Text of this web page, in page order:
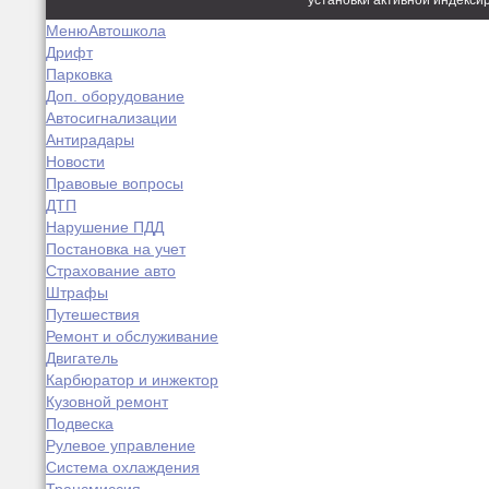
МенюАвтошкола
Дрифт
Парковка
Доп. оборудование
Автосигнализации
Антирадары
Новости
Правовые вопросы
ДТП
Нарушение ПДД
Постановка на учет
Страхование авто
Штрафы
Путешествия
Ремонт и обслуживание
Двигатель
Карбюратор и инжектор
Кузовной ремонт
Подвеска
Рулевое управление
Система охлаждения